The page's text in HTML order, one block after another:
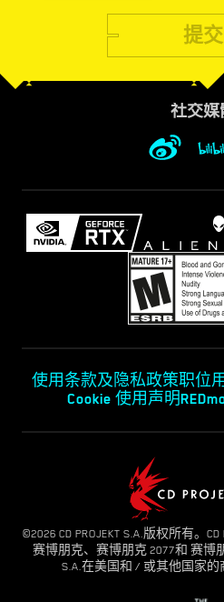
提交
社交媒
使用条款及隐私政策职位
Cookie 使用声明
©2026 CD PROJEKT S.A.版权所有。CD
赛博朋克、赛博朋克 2077和 赛博朋
S.A.在美国和 / 或其他国家的